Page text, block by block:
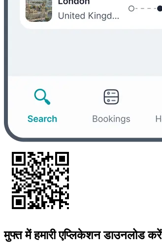
मुफ्त में हमारी एप्लिकेशन डाउनलोड करें